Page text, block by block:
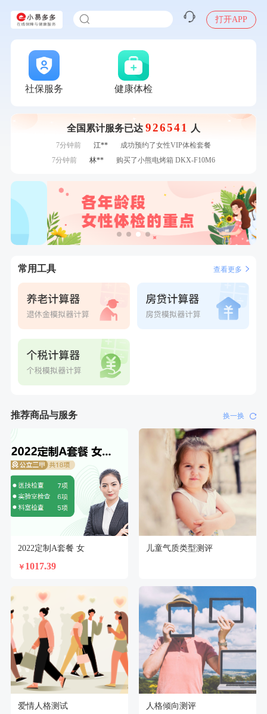
打开APP
社保服务 健康体检
全国累计服务已达 926541 人
刚刚 王**
成功预约了企业招工体检套餐
1分钟前
成功预约了精英体检套餐
1分钟前
姜**
购买了五常稻花香2号大米
2分钟前
购买了美的体重秤 MO-CW5 白色
成功预约了老年女性体检套餐
4分钟前
成功预约了商务应酬体检（男）
6分钟前
购买了厨房家用多功能不锈钢刀具六件套装
6分钟前
张**
成功预约糖尿病强化体检套餐
7分钟前
江**
成功预约了女性VIP体检套餐
7分钟前
林**
购买了小熊电烤箱 DKX-F10M6
刚刚
常用工具 查看更多
推荐商品与服务 换一换
2022定制A套餐 女
￥ 1017.39
儿童气质类型测评
爱情人格测试 人格倾向测评